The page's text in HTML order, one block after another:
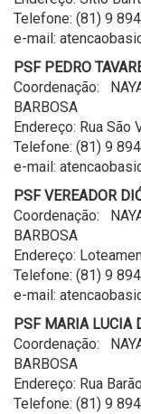
Telefone: (81) 9
e-mail:
PSF PEDRO
Coordenação:
BARBOSA
Endereço: Rua São
Telefone: (81) 9
e-mail:
PSF VEREADOR
Coordenação:
BARBOSA
Endereço:
Telefone: (81) 9
e-mail:
PSF MARIA LUCIA
Coordenação:
BARBOSA
Endereço: Rua
Telefone: (81) 9